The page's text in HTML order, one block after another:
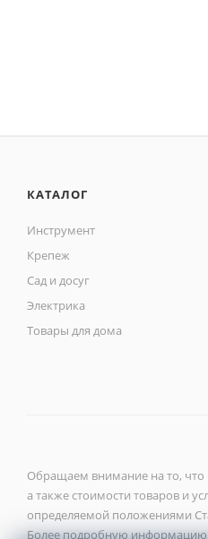
КАТАЛОГ
Инструмент
Крепеж
Сад и досуг
Электрика
Товары для дома
Обращаем внимание на то, что
а также стоимости товаров и
определяемой положениями
Более подробную